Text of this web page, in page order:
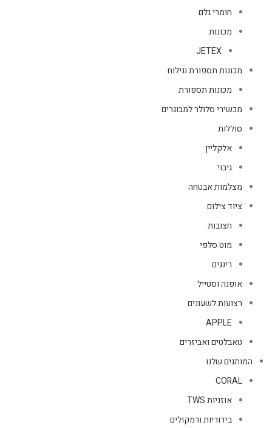
חומרי גלם
מכונות
JETEX
מכונות תספורת וגילוח
מכונות תספורת
מכשירי סלולר למבוגרים
סוללות
אלקליין
גיבוי
מצלמות אבטחה
ציוד צילום
חצובות
מוט סלפי
רינגים
אופנה וסטייל
רצועות לשעונים
APPLE
טאבלטים ואביזרים
המותגים שלנו
CORAL
אוזניות TWS
בידוריות ורמקולים